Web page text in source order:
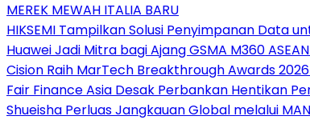
MEREK MEWAH ITALIA BARU
HIKSEMI Tampilkan Solusi Penyimpanan Data
Huawei Jadi Mitra bagi Ajang GSMA M360
Cision Raih MarTech Breakthrough Awards
Fair Finance Asia Desak Perbankan Hentikan
Shueisha Perluas Jangkauan Global melalui